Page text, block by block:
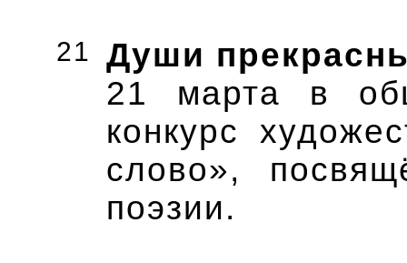
21
Души
21 марта в
конкурс
слово»,
поэзии.